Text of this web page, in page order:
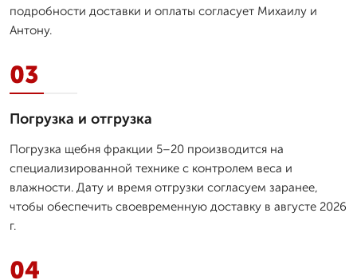
подробности доставки и оплаты согласует Михаилу и
Антону.
03
Погрузка и отгрузка
Погрузка щебня фракции 5–20 производится на
специализированной технике с контролем веса и
влажности. Дату и время отгрузки согласуем заранее,
чтобы обеспечить своевременную доставку в августе 2026
г.
04